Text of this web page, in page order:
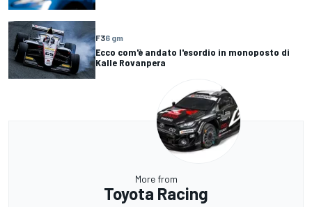
F36 gm
Ecco com'è andato l'esordio in monoposto di
Kalle Rovanpera
More from
Toyota Racing